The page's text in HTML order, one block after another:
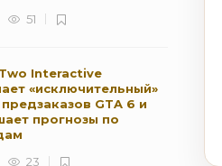
51
Interactive
«исключительный»
предзаказов GTA 6 и
прогнозы по
23